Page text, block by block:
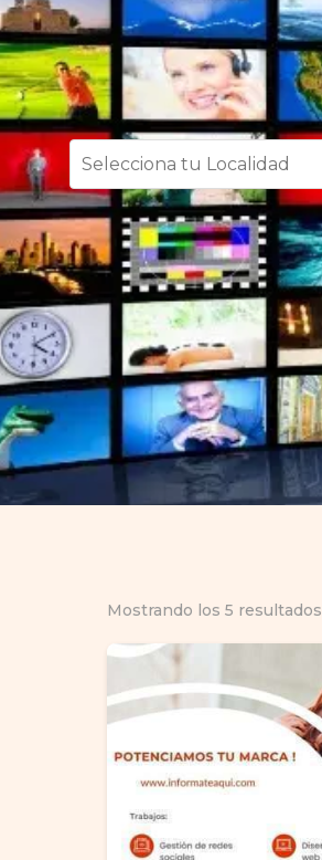
Mostrando los 5 resultados